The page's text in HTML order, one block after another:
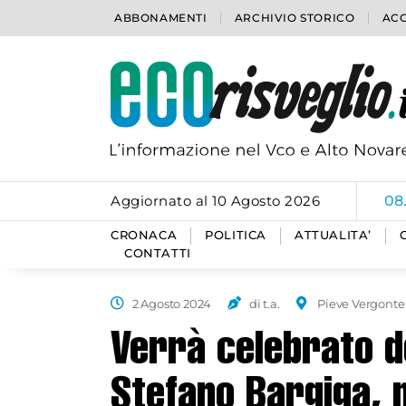
ABBONAMENTI ARCHIVIO STORICO
Aggiornato al 10 Agosto 2026
CRONACA POLITICA ATTUALITA’
CONTATTI
2 Agosto 2024 di t.a. Pieve Vergonte
Verrà celebrato